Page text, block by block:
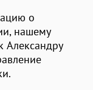
о
нашему
Александру